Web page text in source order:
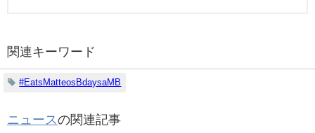
関連キーワード
#EatsMatteosBdaysaMB
ニュースの関連記事